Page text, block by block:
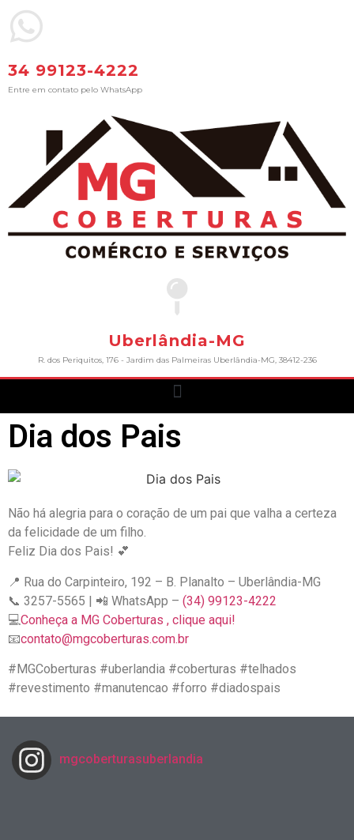
34 99123-4222
Entre em contato pelo WhatsApp
Uberlândia-MG
R. dos Periquitos, 176 - Jardim das Palmeiras Uberlândia-MG, 38412-236
Dia dos Pais
Não há alegria para o coração de um pai que valha a certeza
da felicidade de um filho.
Feliz Dia dos Pais! 💕
📍 Rua do Carpinteiro, 192 – B. Planalto – Uberlândia-MG
📞 3257-5565 | 📲 WhatsApp – (34) 99123-4222
💻Conheça a MG Coberturas , clique aqui!
📧contato@mgcoberturas.com.br
#MGCoberturas #uberlandia #coberturas #telhados
#revestimento #manutencao #forro #diadospais
mgcoberturasuberlandia